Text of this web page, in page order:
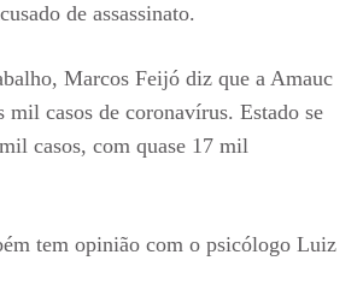
de assassinato.
Marcos Feijó diz que a Amauc
mil casos de coronavírus. Estado se
casos, com quase 17 mil
tem opinião com o psicólogo Luiz